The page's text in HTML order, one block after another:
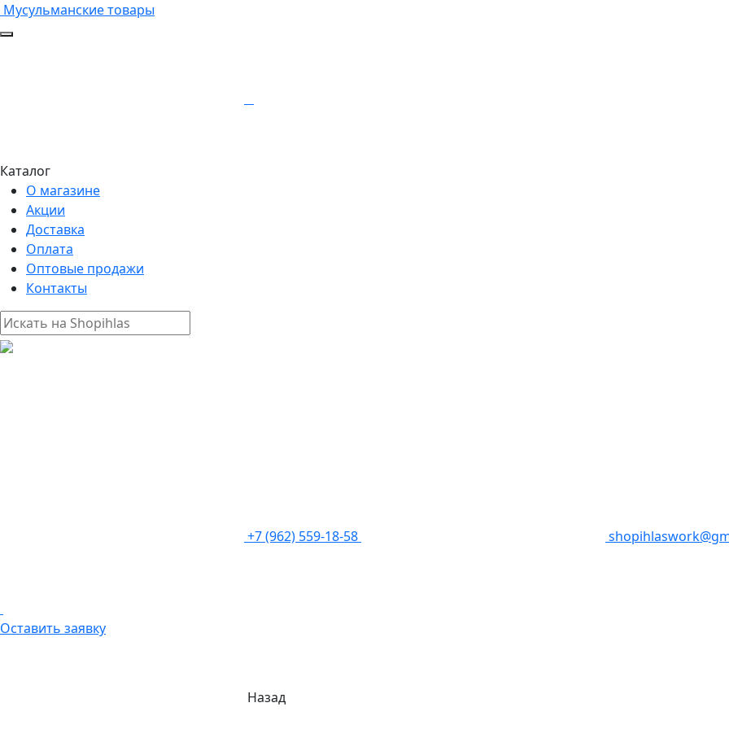
Мусульманские товары
Каталог
О магазине
Акции
Доставка
Оплата
Оптовые продажи
Контакты
+7 (962) 559-18-58
Оставить заявку
Назад